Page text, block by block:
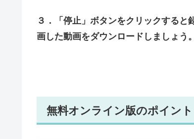
３．「停止」ボタンをクリックする
画した動画をダウンロードしましょう。
無料オンライン版のポイント